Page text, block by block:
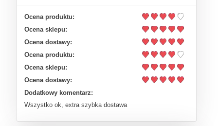
Ocena produktu:
Ocena sklepu:
Ocena dostawy:
Ocena produktu:
Ocena sklepu:
Ocena dostawy:
Dodatkowy komentarz:
Wszystko ok, extra szybka dostawa